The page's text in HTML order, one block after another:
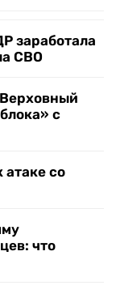
заработала
СВО
с
атаке со
что